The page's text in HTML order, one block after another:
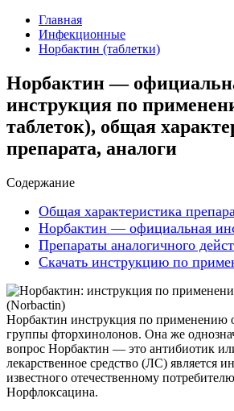
Главная
Инфекционные
Норбактин (таблетки)
Норбактин —
инструкция по
таблеток), общая
препарата, аналоги
Содержание
Общая характеристика
Норбактин — официальная
Препараты аналогичного
Скачать инструкцию по
Норбактин инструкция по применению
группы фторхинолонов. Она же
вопрос Норбактин — это антибиотик
лекарственное средство (ЛС) является
известного отечественному
Норфлоксацина.